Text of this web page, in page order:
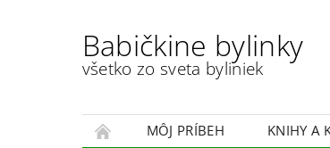
Babičkine bylinky
všetko zo sveta byliniek
MÔJ PRÍBEH KNIHY A